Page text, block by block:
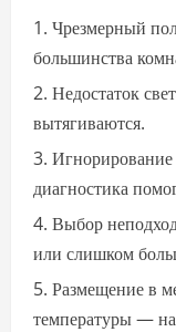
Чрезмерный
большинства
Недостаток
вытягиваются.
диагностика
Выбор
или слишком
Размещение в
температуры —